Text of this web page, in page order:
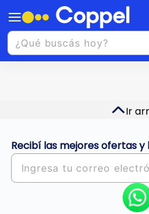
Ir
Recibí las mejores ofertas